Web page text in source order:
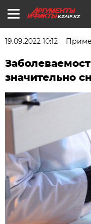
KZAIF.KZ
19.09.2022 10:12
значительно